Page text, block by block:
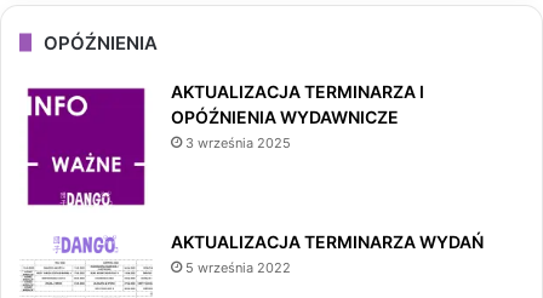
OPÓŹNIENIA
AKTUALIZACJA TERMINARZA I
OPÓŹNIENIA WYDAWNICZE
3 września 2025
AKTUALIZACJA TERMINARZA WYDAŃ
5 września 2022